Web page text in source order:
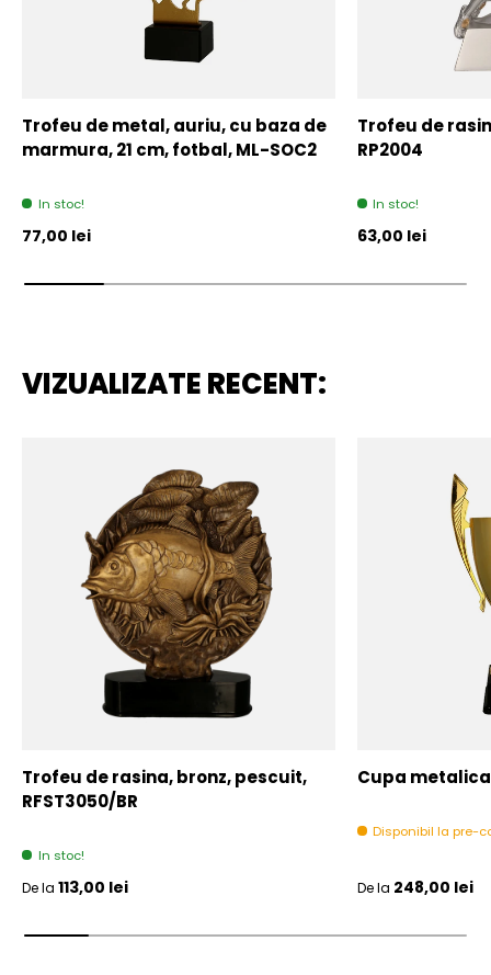
Trofeu de metal, auriu, cu baza de
marmura, 21 cm, fotbal, ML-SOC2
In stoc!
Pret initial
77,00 lei
Trofeu de
RP2004
In stoc!
Pret initial
63,00 lei
VIZUALIZATE RECENT:
Trofeu de rasina, bronz, pescuit,
RFST3050/BR
In stoc!
Pret initial
De la 113,00 lei
Cupa
Disponibil la pre-
Pret initial
De la 248,00 lei